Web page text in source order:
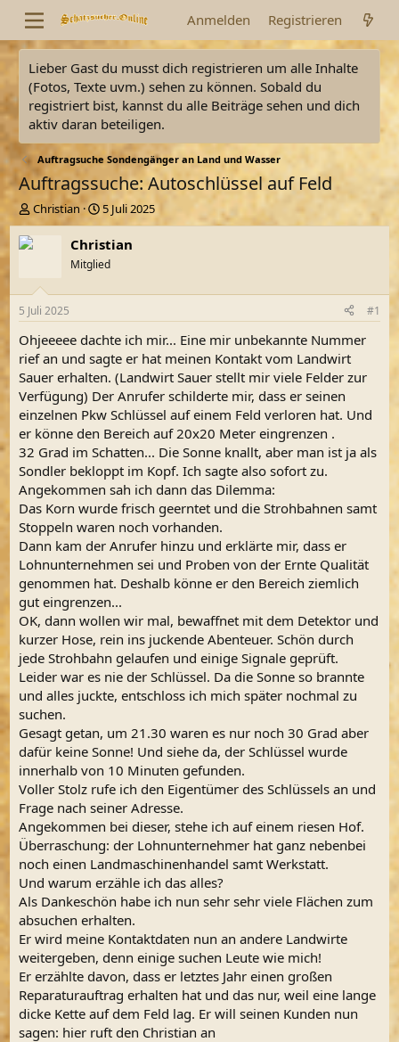
Anmelden Registrieren
Lieber Gast du musst dich registrieren um alle Inhalte
(Fotos, Texte uvm.) sehen zu können. Sobald du
registriert bist, kannst du alle Beiträge sehen und dich
aktiv daran beteiligen.
Auftragsuche Sondengänger an Land und Wasser
Auftragssuche: Autoschlüssel auf Feld
E
r
s
e
r
Christian
E
r
s
e
t
a
m
5 Juli 2025
Christian
Mitglied
5 Juli 2025 #1
Ohjeeeee dachte ich mir... Eine mir unbekannte Nummer
rief an und sagte er hat meinen Kontakt vom Landwirt
Sauer erhalten. (Landwirt Sauer stellt mir viele Felder zur
Verfügung) Der Anrufer schilderte mir, dass er seinen
einzelnen Pkw Schlüssel auf einem Feld verloren hat. Und
er könne den Bereich auf 20x20 Meter eingrenzen .
32 Grad im Schatten... Die Sonne knallt, aber man ist ja als
Sondler bekloppt im Kopf. Ich sagte also sofort zu.
Angekommen sah ich dann das Dilemma:
Das Korn wurde frisch geerntet und die Strohbahnen samt
Stoppeln waren noch vorhanden.
Dann kam der Anrufer hinzu und erklärte mir, dass er
Lohnunternehmen sei und Proben von der Ernte Qualität
genommen hat. Deshalb könne er den Bereich ziemlich
gut eingrenzen...
OK, dann wollen wir mal, bewaffnet mit dem Detektor und
kurzer Hose, rein ins juckende Abenteuer. Schön durch
jede Strohbahn gelaufen und einige Signale geprüft.
Leider war es nie der Schlüssel. Da die Sonne so brannte
und alles juckte, entschloss ich mich später nochmal zu
suchen.
Gesagt getan, um 21.30 waren es nur noch 30 Grad aber
dafür keine Sonne! Und siehe da, der Schlüssel wurde
innerhalb von 10 Minuten gefunden.
Voller Stolz rufe ich den Eigentümer des Schlüssels an und
Frage nach seiner Adresse.
Angekommen bei dieser, stehe ich auf einem riesen Hof.
Überraschung: der Lohnunternehmer hat ganz nebenbei
noch einen Landmaschinenhandel samt Werkstatt.
Und warum erzähle ich das alles?
Als Dankeschön habe ich nun sehr sehr viele Flächen zum
absuchen erhalten.
Er wird meine Kontaktdaten nun an andere Landwirte
weitergeben, denn einige suchen Leute wie mich!
Er erzählte davon, dass er letztes Jahr einen großen
Reparaturauftrag erhalten hat und das nur, weil eine lange
dicke Kette auf dem Feld lag. Er will seinen Kunden nun
sagen: hier ruft den Christian an